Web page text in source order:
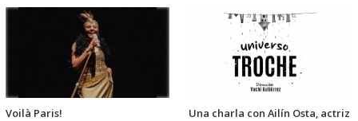
Voilà Paris!
Una charla con Ailín Osta, actriz